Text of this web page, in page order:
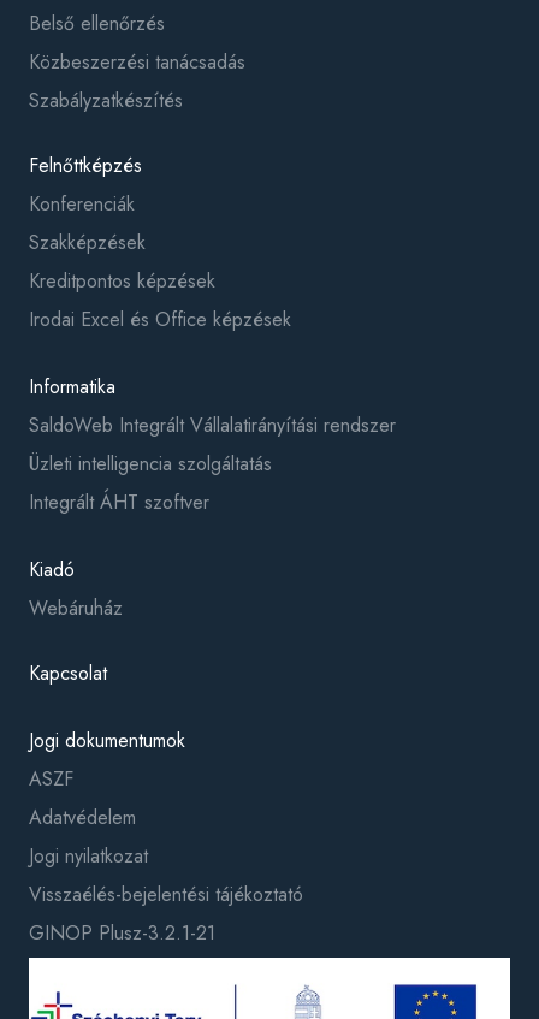
Belső ellenőrzés
Közbeszerzési tanácsadás
Szabályzatkészítés
Felnőttképzés
Konferenciák
Szakképzések
Kreditpontos képzések
Irodai Excel és Office képzések
Informatika
SaldoWeb Integrált Vállalatirányítási rendszer
Üzleti intelligencia szolgáltatás
Integrált ÁHT szoftver
Kiadó
Webáruház
Kapcsolat
Jogi dokumentumok
ASZF
Adatvédelem
Jogi nyilatkozat
Visszaélés-bejelentési tájékoztató
GINOP Plusz-3.2.1-21